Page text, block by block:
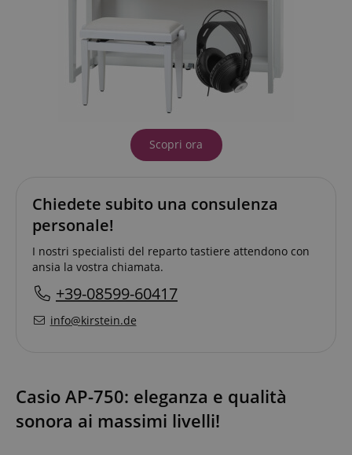
Scopri ora
Chiedete subito una consulenza
personale!
I nostri specialisti del reparto tastiere attendono con
ansia la vostra chiamata.
+39-08599-60417
info@kirstein.de
Casio AP-750: eleganza e qualità
sonora ai massimi livelli!